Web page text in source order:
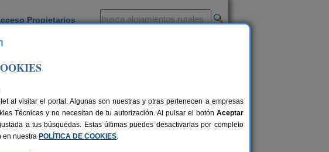
Propietarios
al visitar el portal. Algunas son nuestras y otras pertenecen a empresas
Técnicas y no necesitan de tu autorización. Al pulsar el botón Aceptar
a tus búsquedas. Estas últimas puedes desactivarlas por completo
en nuestra POLÍTICA DE COOKIES.